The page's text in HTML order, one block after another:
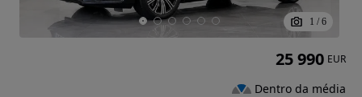
1 / 6
25 990 EUR
Dentro da média